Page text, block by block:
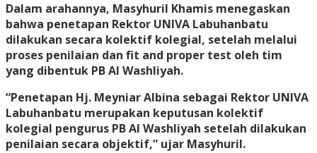
Dalam arahannya, Masyhuril Khamis menegaskan
bahwa penetapan Rektor UNIVA Labuhanbatu
dilakukan secara kolektif kolegial, setelah melalui
proses penilaian dan fit and proper test oleh tim
yang dibentuk PB Al Washliyah.
“Penetapan Hj. Meyniar Albina sebagai Rektor UNIVA
Labuhanbatu merupakan keputusan kolektif
kolegial pengurus PB Al Washliyah setelah dilakukan
penilaian secara objektif,” ujar Masyhuril.